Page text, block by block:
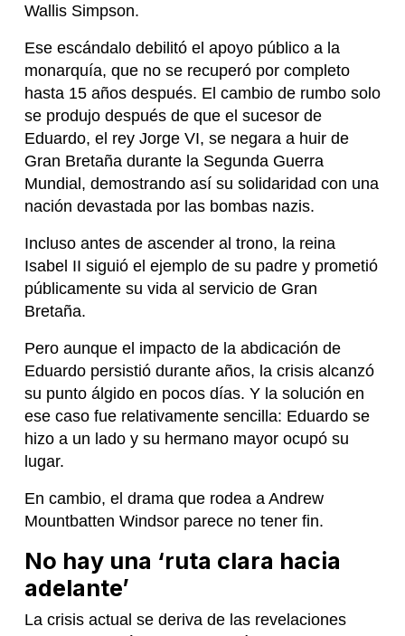
Wallis Simpson.
Ese escándalo debilitó el apoyo público a la
monarquía, que no se recuperó por completo
hasta 15 años después. El cambio de rumbo solo
se produjo después de que el sucesor de
Eduardo, el rey Jorge VI, se negara a huir de
Gran Bretaña durante la Segunda Guerra
Mundial, demostrando así su solidaridad con una
nación devastada por las bombas nazis.
Incluso antes de ascender al trono, la reina
Isabel II siguió el ejemplo de su padre y prometió
públicamente su vida al servicio de Gran
Bretaña.
Pero aunque el impacto de la abdicación de
Eduardo persistió durante años, la crisis alcanzó
su punto álgido en pocos días. Y la solución en
ese caso fue relativamente sencilla: Eduardo se
hizo a un lado y su hermano mayor ocupó su
lugar.
En cambio, el drama que rodea a Andrew
Mountbatten Windsor parece no tener fin.
No hay una ‘ruta clara hacia
adelante’
La crisis actual se deriva de las revelaciones